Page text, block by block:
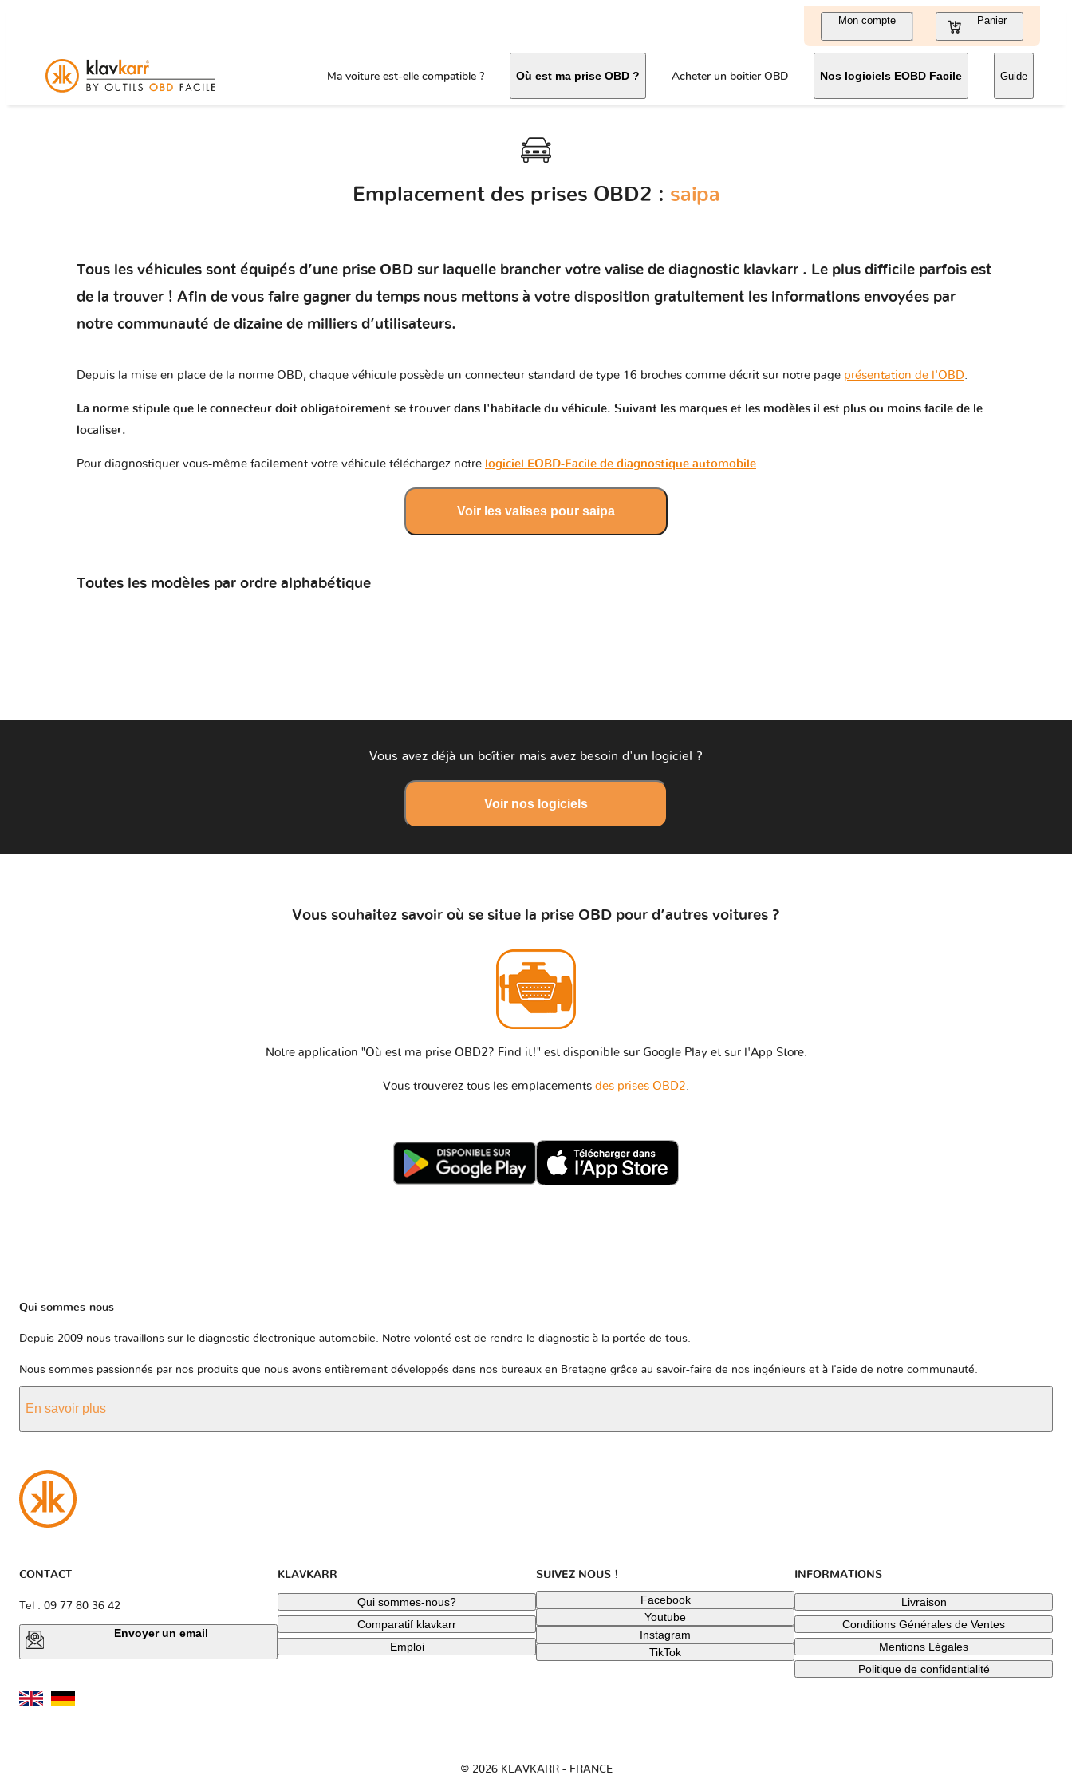
Mon compte Panier
Ma voiture est-elle compatible ? Où est ma prise OBD ? Acheter un boitier OBD Nos logiciels EOBD Facile Guide
Emplacement des prises OBD2 : saipa
Tous les véhicules sont équipés d’une prise OBD sur laquelle brancher votre valise de diagnostic klavkarr . Le plus difficile parfois est
de la trouver ! Afin de vous faire gagner du temps nous mettons à votre disposition gratuitement les informations envoyées par
notre communauté de dizaine de milliers d’utilisateurs.
Depuis la mise en place de la norme OBD, chaque véhicule possède un connecteur standard de type 16 broches comme décrit sur notre page présentation de l'OBD
La norme stipule que le connecteur doit obligatoirement se trouver dans l'habitacle du véhicule. Suivant les marques et les modèles il est plus ou moins facile de le
localiser.
Pour diagnostiquer vous-même facilement votre véhicule téléchargez notre logiciel EOBD-Facile de diagnostique automobile
Voir les valises pour saipa
Toutes les modèles par ordre alphabétique
Vous avez déjà un boîtier mais avez besoin d'un logiciel ?
Voir nos logiciels
Vous souhaitez savoir où se situe la prise OBD pour d’autres voitures ?
Notre application "Où est ma prise OBD2? Find it!" est disponible sur Google Play et sur l'App Store.
Vous trouverez tous les emplacements des prises OBD2.
Qui sommes-nous
Depuis 2009 nous travaillons sur le diagnostic électronique automobile. Notre volonté est de rendre le diagnostic à la portée de tous.
Nous sommes passionnés par nos produits que nous avons entièrement développés dans nos bureaux en Bretagne grâce au savoir-faire de nos ingénieurs et à l'aide de notre communauté.
En savoir plus
CONTACT
Tel : 09 77 80 36 42
Envoyer un email
KLAVKARR
Qui sommes-nous?
Comparatif klavkarr
Emploi
SUIVEZ NOUS !
Facebook
Youtube
Instagram
TikTok
INFORMATIONS
Livraison
Conditions Générales de Ventes
Mentions Légales
Politique de confidentialité
© 2026 KLAVKARR - FRANCE